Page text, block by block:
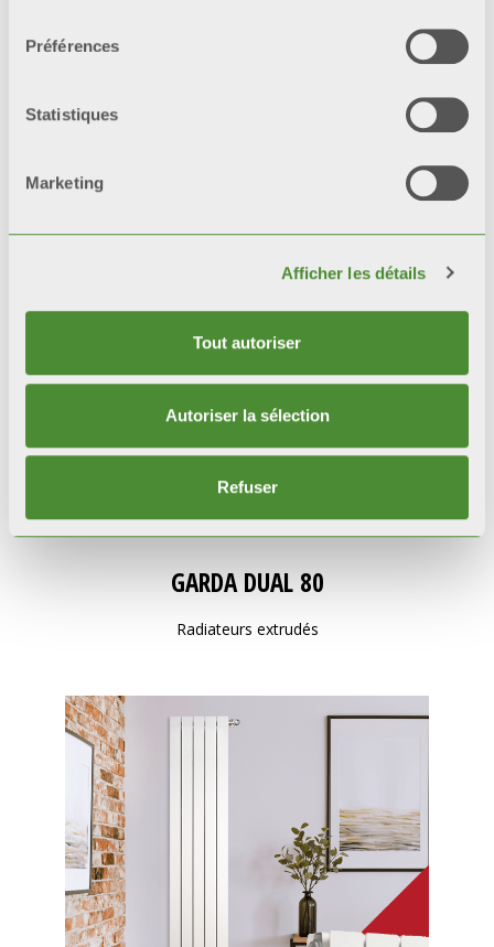
Préférences
Statistiques
Marketing
Afficher les détails
Tout autoriser
Autoriser la sélection
Refuser
GARDA DUAL 80
Radiateurs extrudés